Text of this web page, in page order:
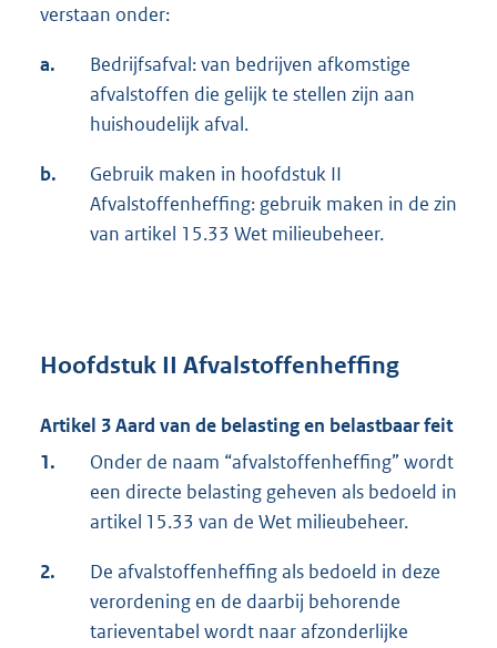
verstaan onder:
a.
Bedrijfsafval: van bedrijven afkomstige
afvalstoffen die gelijk te stellen zijn aan
huishoudelijk afval.
b.
Gebruik maken in hoofdstuk II
Afvalstoffenheffing: gebruik maken in de zin
van artikel 15.33 Wet milieubeheer.
Hoofdstuk II Afvalstoffenheffing
Artikel 3 Aard van de belasting en belastbaar feit
1.
Onder de naam “afvalstoffenheffing” wordt
een directe belasting geheven als bedoeld in
artikel 15.33 van de Wet milieubeheer.
2.
De afvalstoffenheffing als bedoeld in deze
verordening en de daarbij behorende
tarieventabel wordt naar afzonderlijke